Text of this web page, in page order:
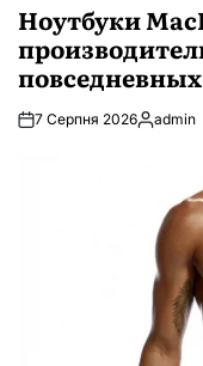
Ноутбуки
7 Серпня 2026 admin